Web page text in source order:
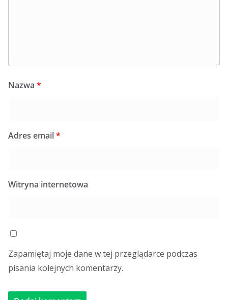
Nazwa *
Adres email*
Witryna internetowa
Zapamiętaj moje dane w tej przeglądarce podczas
pisania kolejnych komentarzy.